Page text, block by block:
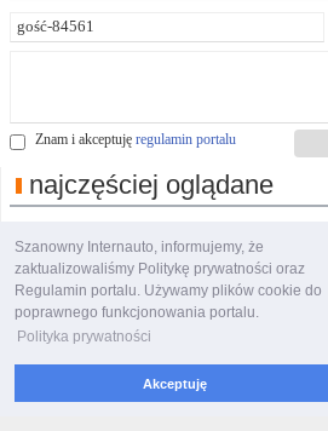
Szanowny Internauto, informujemy, że
zaktualizowaliśmy Politykę prywatności oraz
Regulamin portalu. Używamy plików cookie do
poprawnego funkcjonowania portalu.
Polityka prywatności
Akceptuję
Znam i akceptuję regulamin portalu
najczęściej oglądane
polecane filmy
© 2007-2026 Włocławski Portal informacyjny